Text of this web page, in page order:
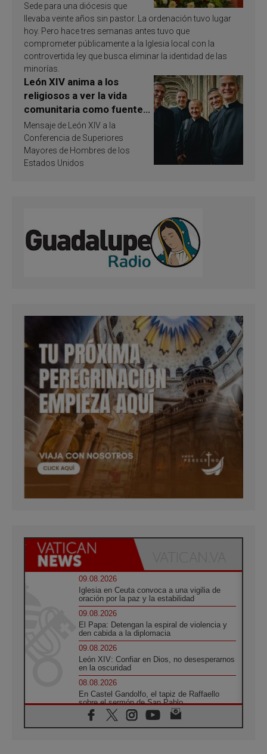
Sede para una diócesis que
llevaba veinte años sin pastor. La ordenación tuvo lugar
hoy. Pero hace tres semanas antes tuvo que
comprometer públicamente a la Iglesia local con la
controvertida ley que busca eliminar la identidad de las
minorías.
León XIV anima a los
religiosos a ver la vida
comunitaria como fuente
de inspiración y
santificación
Mensaje de León XIV a la
Conferencia de Superiores
Mayores de Hombres de los
Estados Unidos
09.08.2026
Iglesia en Ceuta convoca a una vigilia de
oración por la paz y la estabilidad
09.08.2026
El Papa: Detengan la espiral de violencia y
den cabida a la diplomacia
09.08.2026
León XIV: Confiar en Dios, no desesperarnos
en la oscuridad
08.08.2026
En Castel Gandolfo, el tapiz de Raffaello
sobre el sermón de San Pablo
08.08.2026
En Colombia, «la paz no se compra con una